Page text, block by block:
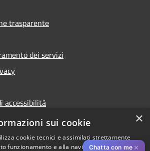
trasparente
dei servizi
accessibilità
per l'anno 2025
Chatta con me ✕
×
sui cookie
cookie tecnici e assimilati strettamente
funzionamento e alla navigazione del sito,